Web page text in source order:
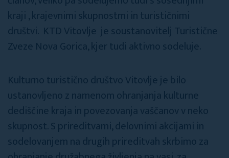
kraji , krajevnimi skupnostmi in turističnimi
društvi. KTD Vitovlje je soustanovitelj Turistične
Zveze Nova Gorica, kjer tudi aktivno sodeluje.
Kulturno turistično društvo Vitovlje je bilo
ustanovljeno z namenom ohranjanja kulturne
dediščine kraja in povezovanja vaščanov v neko
skupnost. S prireditvami, delovnimi akcijami in
sodelovanjem na drugih prireditvah skrbimo za